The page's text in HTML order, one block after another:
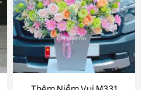
Thêm Niềm Vui M331